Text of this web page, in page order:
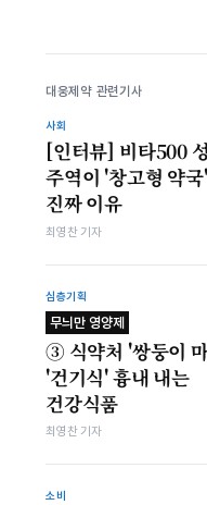
대웅제약 관련기사
사회
​[인터뷰] 비타500
주역이 '창고형 약
진짜 이유
최영찬 기자
심층기획
무늬만 영양제
③ 식약처 '쌍둥이
'건기식' 흉내 내는
건강식품
최영찬 기자
소비